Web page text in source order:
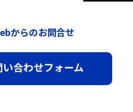
からのお問合せ
い合わせフォーム